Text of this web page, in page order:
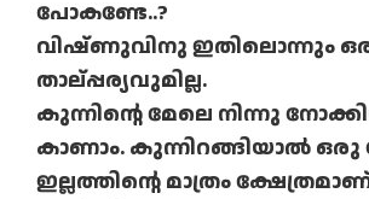
പോകണ്ടേ..?
വിഷ്ണുവിനു ഇതിലൊന്നും
താല്പ്പര്യവുമില്ല.
കുന്നിന്റെ മേലെ നിന്നു
കാണാം. കുന്നിറങ്ങിയാൽ ഒരു
ഇല്ലത്തിന്റെ മാത്രം